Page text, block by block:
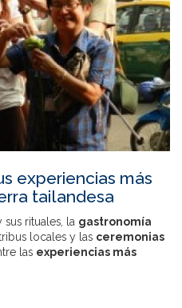
experiencias más
tailandesa
sus rituales, la gastronomía
locales y las ceremonias
las experiencias más